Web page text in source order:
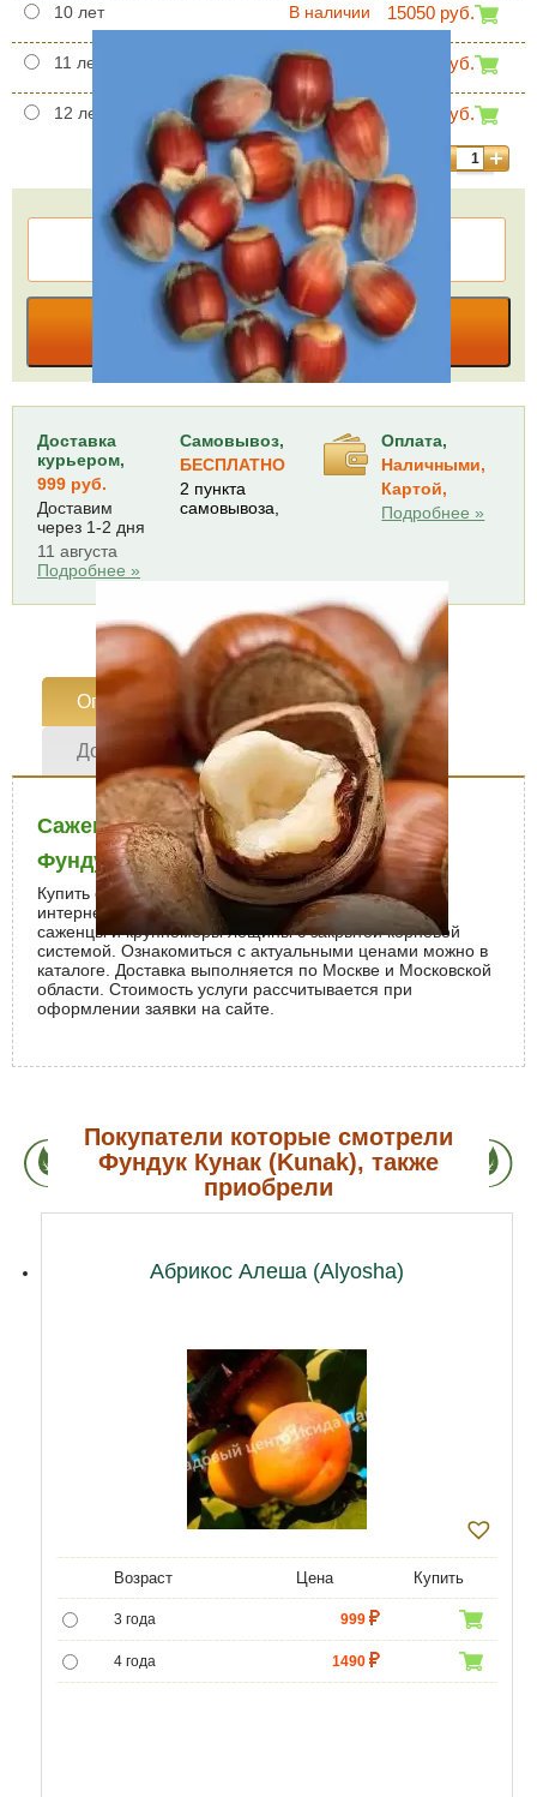
10 лет 15050 руб.
В наличии
11 лет 20210 руб.
В наличии
12 лет 21500 руб.
В наличии
Количество
В КОРЗИНУ
КУПИТЬ В ОДИН КЛИК
Доставка
курьером,
999 руб.
Доставим
через 1-2 дня
11 августа
Подробнее »
Самовывоз,
БЕСПЛАТНО
2 пункта
самовывоза,
Оплата,
Наличными,
Картой,
Подробнее »
Описание Характеристики
Доставка и оплата Отзывы (0)
Саженцы фундука Кунак
Фундук Кунак заказать в Москве
Купить саженцы фундука Кунак недорого можно в
интернет-магазине «Исида Парк». Мы предлагаем
саженцы и крупномеры лещины с закрытой корневой
системой. Ознакомиться с актуальными ценами можно в
каталоге. Доставка выполняется по Москве и Московской
области. Стоимость услуги рассчитывается при
оформлении заявки на сайте.
Покупатели которые смотрели
Фундук Кунак (Kunak), также
приобрели
Абрикос Алеша (Alyosha)
Возраст Цена Купить
3 года 999
4 года 1490